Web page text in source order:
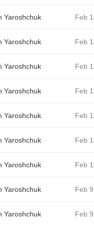
Yaroshchuk Feb
Yaroshchuk Feb
Yaroshchuk Feb
Yaroshchuk Feb
Yaroshchuk Feb
Yaroshchuk Feb
Yaroshchuk Feb
Yaroshchuk Feb
Yaroshchuk Feb